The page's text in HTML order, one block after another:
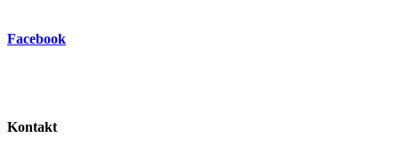
Facebook
Kontakt